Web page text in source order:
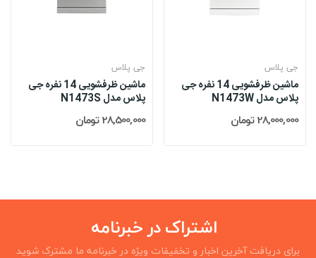
جی پلاس
ماشین ظرفشویی 14 نفره جی
پلاس مدل N1473S
28,500,000 تومان
جی پلاس
ماشین ظرفشویی 14 نفره جی
پلاس مدل N1473W
28,000,000 تومان
اشتراک در خبرنامه
برای دریافت آخرین اخبار و تخفیفات ویژه در خبرنامه ما مشترک شوید